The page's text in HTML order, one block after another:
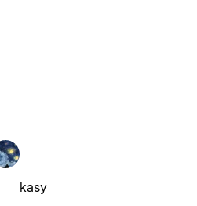
kasy